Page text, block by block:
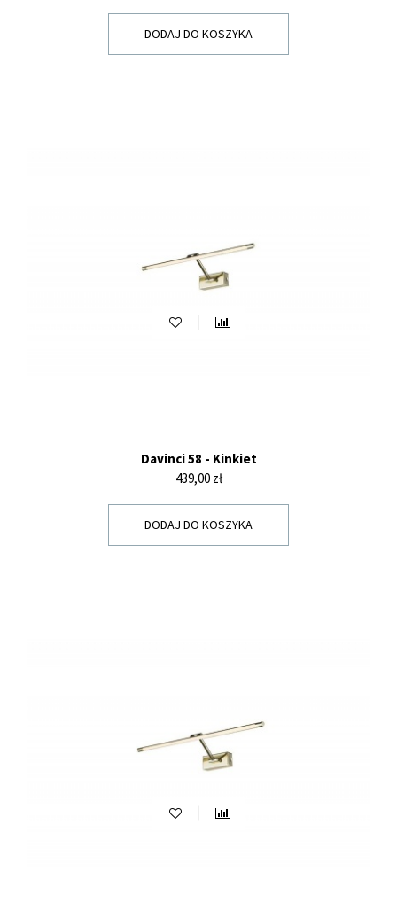
DODAJ DO KOSZYKA
Davinci 58 - Kinkiet
Cena
439,00 zł
DODAJ DO KOSZYKA